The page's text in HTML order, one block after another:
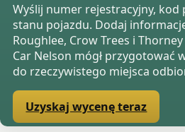
Wyślij numer rejestracyjny,
stanu pojazdu. Dodaj
Roughlee, Crow Trees i
Car Nelson mógł przygotować
do rzeczywistego miejsca
Uzyskaj wycenę teraz